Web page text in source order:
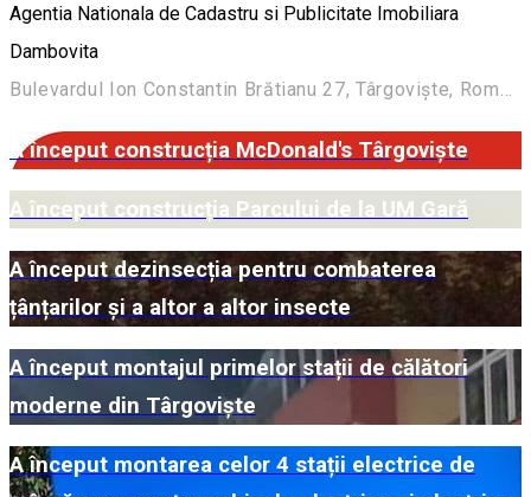
Agentia Nationala de Cadastru si Publicitate Imobiliara
Dambovita
A început construcția McDonald's Târgoviște
A început construcția Parcului de la UM Gară
A început dezinsecția pentru combaterea
țânțarilor și a altor a altor insecte
A început montajul primelor stații de călători
moderne din Târgoviște
A început montarea celor 4 stații electrice de